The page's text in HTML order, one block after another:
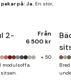
på: Ja. En stor,
2-
Från
6 500 kr
+ 50
modulsoffa.